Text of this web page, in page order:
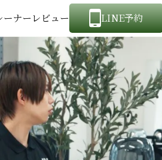
ーナーレビュー LINE予約